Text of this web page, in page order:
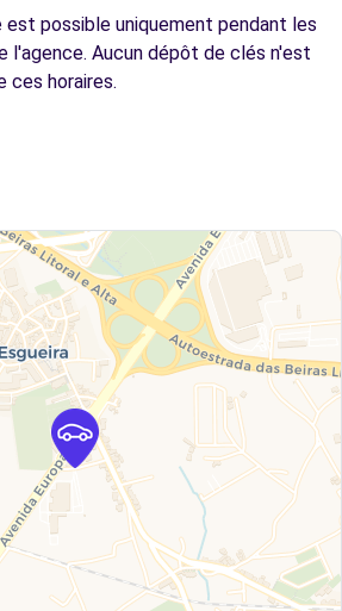
est possible uniquement pendant les
l'agence. Aucun dépôt de clés n'est
ces horaires.